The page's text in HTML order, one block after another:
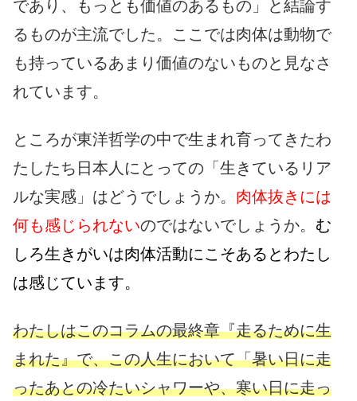
であり、もっとも価値のあるもの」と結論す
るものが主流でした。ここでは肉体は動物で
も持っているあまり価値のないものと見なさ
れています。
ところが東洋哲学の中で生まれ育ってきたわ
たしたち日本人にとっての「生きているリア
ルな実感」はどうでしょうか。 肉体抜きには
何も感じられないのではないでしょうか。 む
しろ生きがいは肉体活動にこそあるとわたし
は感じています。
わたしはこのコラムの最終章『走るために生
まれた』で、この人生において「暑い日に走
ったあとの冷たいシャワーや、寒い日に走っ